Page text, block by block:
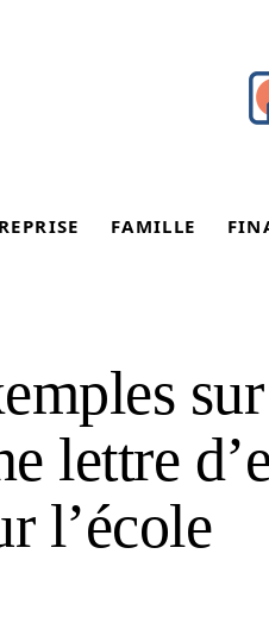
FAMILLE
lettre
l’école